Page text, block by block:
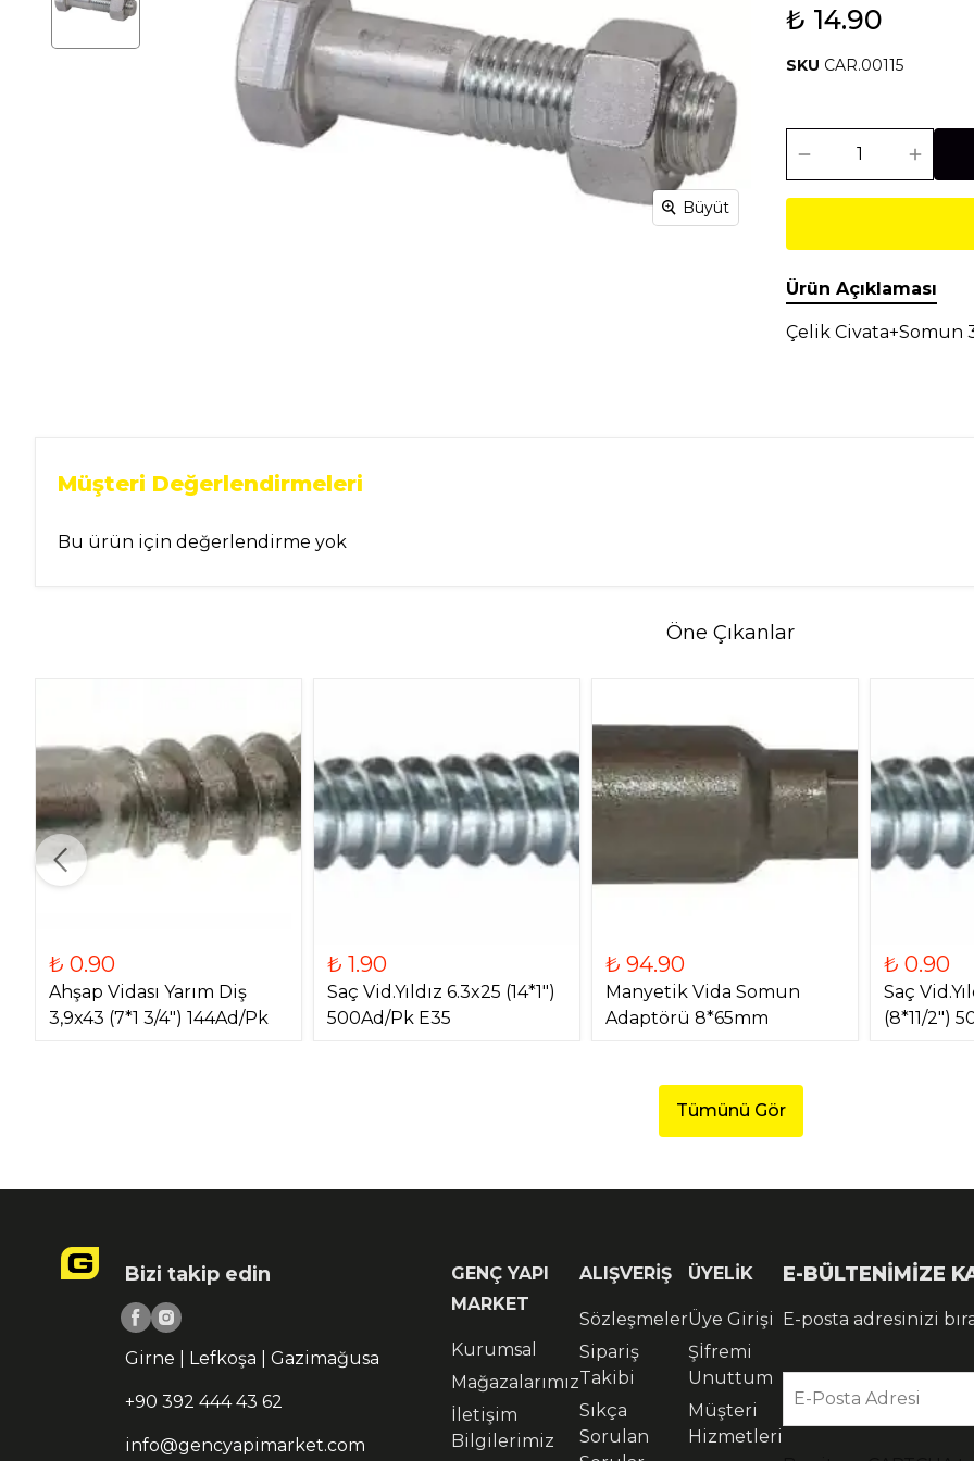
Ev Gereçleri
Hırdavat
Malzemeleri
Isıtma Soğutma Makineler
Seramik
Temel İnşaat
Malzemeleri
Tesisat
Malzemeleri
Büyüt
₺ 14.90
SKU CAR.00115
Ürün Açıklaması
Çelik Civata+Somun
Müşteri Değerlendirmeleri
Bu ürün için değerlendirme yok
Öne Çıkanlar
₺ 0.90
Ahşap Vidası Yarım Diş
3,9x43 (7*1 3/4") 144Ad/Pk
₺ 1.90
Saç Vid.Yıldız 6.3x25 (14*1")
500Ad/Pk E35
₺ 94.90
Manyetik Vida Somun
Adaptörü 8*65mm
₺ 0.90
Saç
(8*11/2")
Tümünü Gör
Bizi takip edin
Girne | Lefkoşa | Gazimağusa
+90 392 444 43 62
info@gencyapimarket.com
GENÇ YAPI
MARKET
Kurumsal
Mağazalarımız
İletişim
Bilgilerimiz
ALIŞVERİŞ
Sözleşmeler
Sipariş
Takibi
Sıkça
Sorulan
ÜYELİK
Üye Girişi
Şİfremi
Unuttum
Müşteri
Hizmetleri
E-BÜLTENİMİZE
E-posta adresinizi
E-Posta Adresi